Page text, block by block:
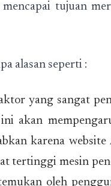
tujuan
alasan seperti :
yang sangat
akan
karena
tertinggi mesin
oleh